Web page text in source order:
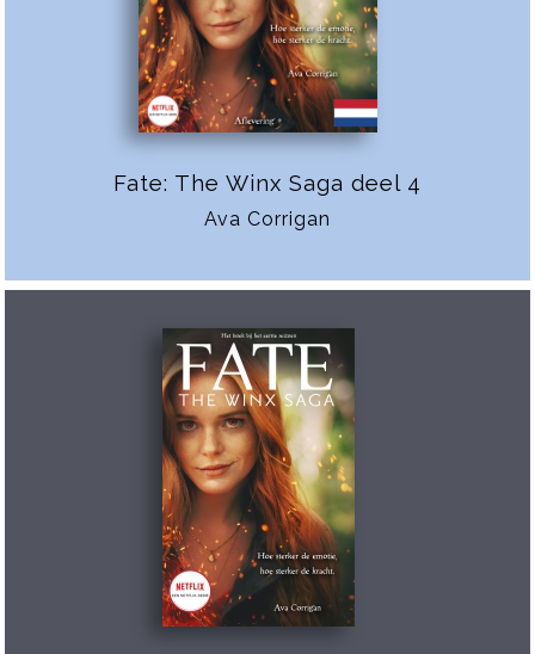
Fate: The Winx Saga deel 4
Ava Corrigan